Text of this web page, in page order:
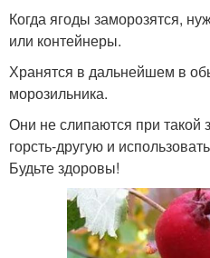
Когда ягоды заморозятся,
или контейнеры.
Хранятся в дальнейшем в
морозильника.
Они не слипаются при такой
горсть-другую и
Будьте здоровы!